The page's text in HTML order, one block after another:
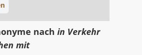
nachin Verkehr
mit